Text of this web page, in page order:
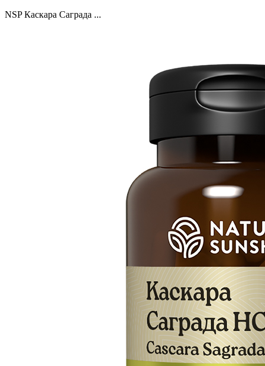
NSP Каскара Саграда ...